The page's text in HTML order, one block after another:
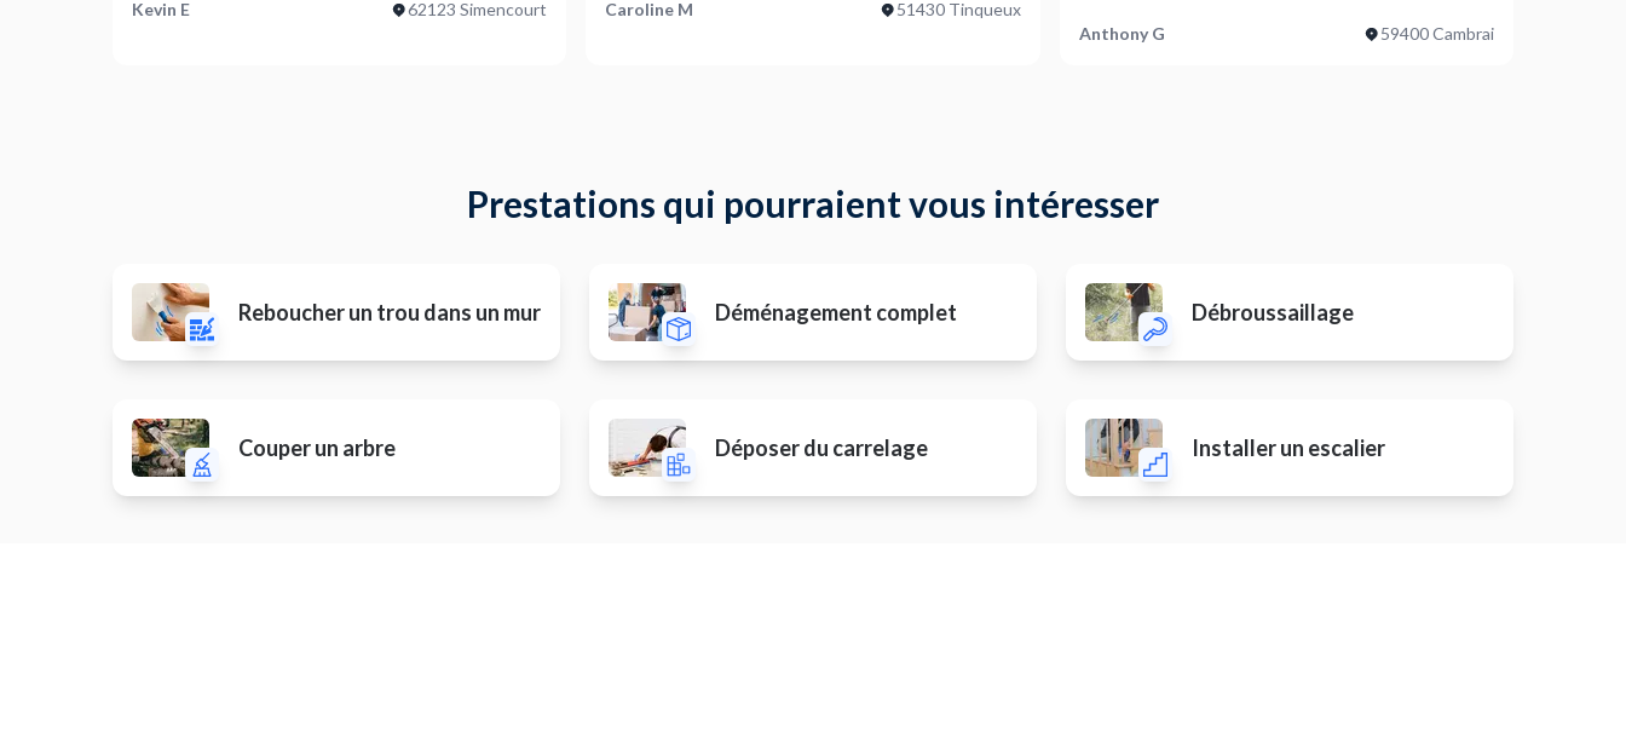
Kevin E 62123 Simencourt Caroline M 51430 Tinqueux
Anthony G 59400 Cambrai
Prestations qui pourraient vous intéresser
Reboucher un trou dans un mur Déménagement complet Débroussaillage
Couper un arbre Déposer du carrelage Installer un escalier